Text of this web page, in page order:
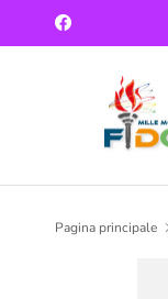
Passa ai contenuti
Facebook
Pagina principale